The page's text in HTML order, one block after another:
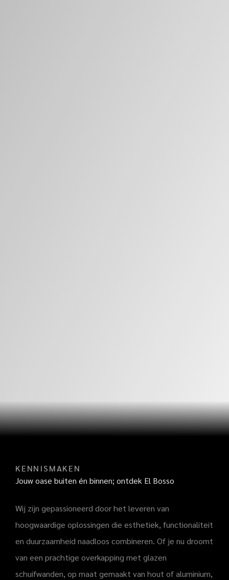
KENNISMAKEN
Jouw oase buiten én binnen; ontdek El Bosso
Wij zijn gepassioneerd door het leveren van
hoogwaardige oplossingen die esthetiek, functionaliteit
en duurzaamheid naadloos combineren. Of je nu droomt
van een prachtige overkapping met glazen
schuifwanden, op maat gemaakt van hout of aluminium,